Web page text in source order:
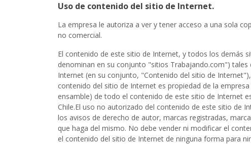
Uso de contenido del sitio de Internet.
La empresa le autoriza a ver y tener acceso a una sola
no comercial.
El contenido de este sitio de Internet, y todos los demás
denominan en su conjunto "sitios Trabajando.com")
Internet (en su conjunto, "Contenido del sitio de
contenido del sitio de Internet es propiedad de la
ensamble) de todo el contenido de este sitio de Internet
Chile.El uso no autorizado del contenido de este sitio de
los avisos de derecho de autor, marcas registradas,
que haga del mismo. No debe vender ni modificar el
el contenido del sitio de Internet de ninguna forma para